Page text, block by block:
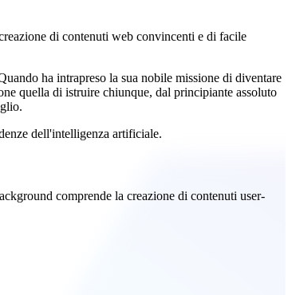
di contenuti web convincenti e di facile
ha intrapreso la sua nobile missione di diventare
quella di istruire chiunque, dal principiante assoluto
dell'intelligenza artificiale.
comprende la creazione di contenuti user-